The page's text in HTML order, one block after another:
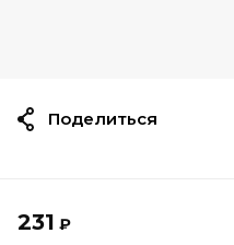
231 ₽
Поделиться